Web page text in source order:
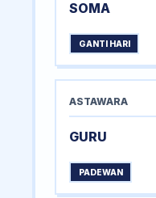
SOMA
GANTI HARI
ASTAWARA
GURU
PADEWAN